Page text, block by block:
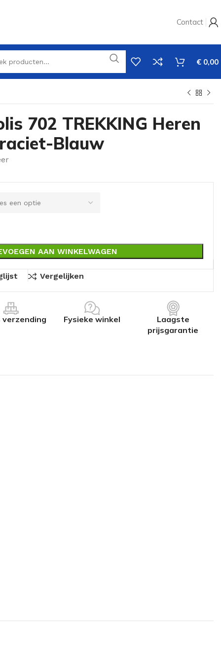
Contact
€ 0,00
702 TREKKING Heren
Blauw
AAN WINKELWAGEN
Vergelijken
verzending Fysieke winkel
Laagste
prijsgarantie